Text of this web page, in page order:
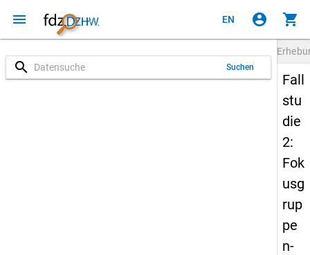
menu EN account_circle shopping_cart
search Suchen
Fall
stu
die
2:
Fok
usg
rup
pe
n-